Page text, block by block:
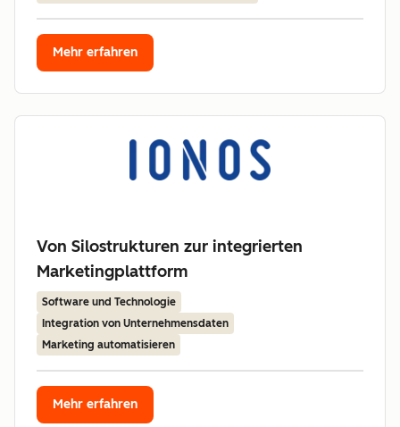
Mehr erfahren
Von Silostrukturen zur integrierten
Marketingplattform
Software und Technologie
Integration von Unternehmensdaten
Marketing automatisieren
Mehr erfahren